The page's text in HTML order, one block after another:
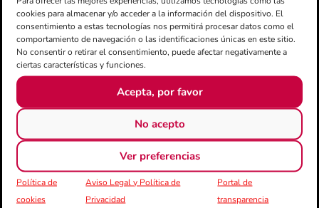
cookies para almacenar y/o acceder a la información del dispositivo. El
consentimiento a estas tecnologías nos permitirá procesar datos como el
comportamiento de navegación o las identificaciones únicas en este sitio.
No consentir o retirar el consentimiento, puede afectar negativamente a
ciertas características y funciones.
Acepta, por favor
No acepto
Ver preferencias
Política de
cookies
Aviso Legal y Política de
Privacidad
Portal de
transparencia